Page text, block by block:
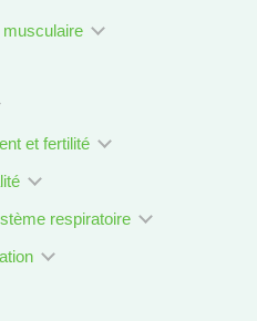
et fertilité
respiratoire